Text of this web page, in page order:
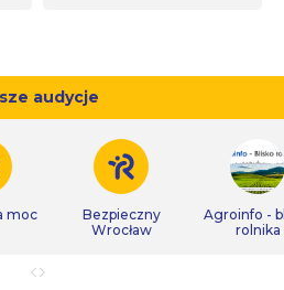
audycje
moc
Bezpieczny
Wrocław
Agroinfo -
rolnika